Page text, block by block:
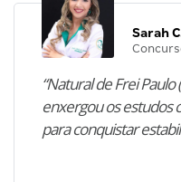
Sarah
“Natural de Frei Paulo
enxergou os estudos
para conquistar